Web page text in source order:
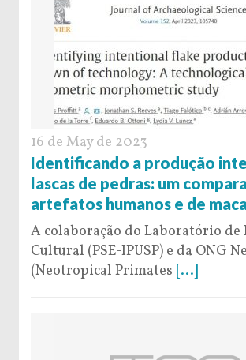
16 de May de 2023
Identificando a produção
lascas de pedras: um
artefatos humanos e de
A colaboração do Laboratório de
Cultural (PSE-IPUSP) e da ONG
(Neotropical Primates [...]